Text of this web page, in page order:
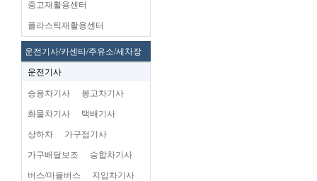
중고재활용센터
플라스틱재활용센터
운전기사/카센타/주유소/세차장
운전기사
승용차기사 봉고차기사
화물차기사 택배기사
상하차 가구점기사
가구배달보조 승합차기사
버스/마을버스 지입차기사